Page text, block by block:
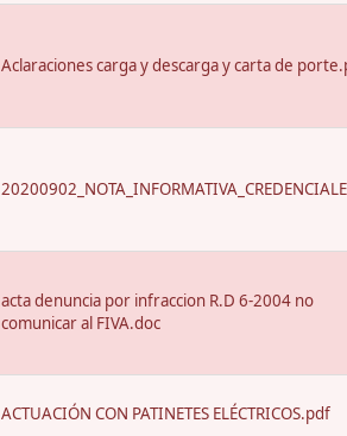
Aclaraciones carga y descarga y carta de
acta denuncia por infraccion R.D 6-2004 no
comunicar al FIVA.doc
ACTUACIÓN CON PATINETES ELÉCTRICOS.pdf